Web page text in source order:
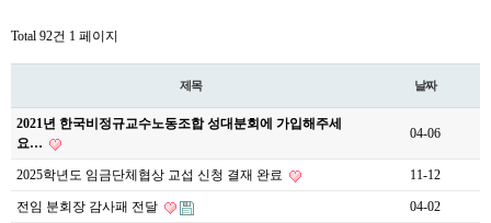
Total 92건 1 페이지
제목 날짜
2021년 한국비정규교수노동조합 성대분회에 가입해주세
요…
04-06
2025학년도 임금단체협상 교섭 신청 결재 완료 11-12
전임 분회장 감사패 전달 04-02